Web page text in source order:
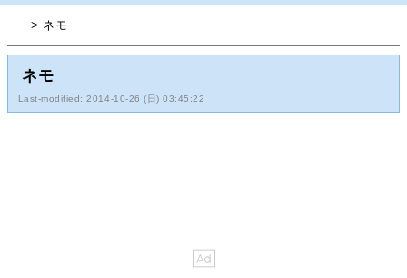
> ネモ
ネモ
Last-modified: 2014-10-26 (日) 03:45:22